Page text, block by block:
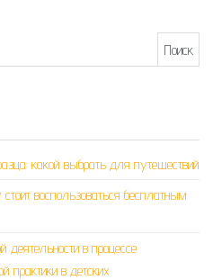
какой выбрать для путешествий
воспользоваться бесплатным
деятельности в процессе
практики в детских